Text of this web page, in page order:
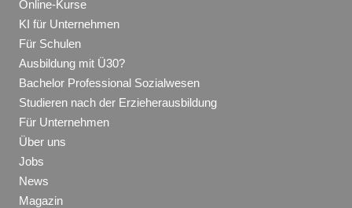
Online-Kurse
KI für Unternehmen
Für Schulen
Ausbildung mit Ü30?
Bachelor Professional Sozialwesen
Studieren nach der Erzieherausbildung
Für Unternehmen
Über uns
Jobs
News
Magazin